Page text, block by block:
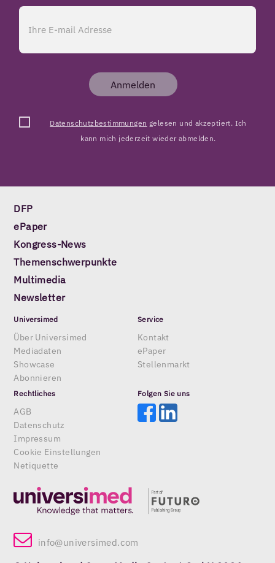
Anmelden
Datenschutzbestimmungen gelesen und akzeptiert. Ich
kann mich jederzeit wieder abmelden.
info@universimed.com
DFP
ePaper
Kongress-News
Themenschwerpunkte
Multimedia
Newsletter
Universimed
Über Universimed
Mediadaten
Showcase
Abonnieren
Service
Kontakt
ePaper
Stellenmarkt
Rechtliches
AGB
Datenschutz
Impressum
Cookie Einstellungen
Netiquette
Folgen Sie uns